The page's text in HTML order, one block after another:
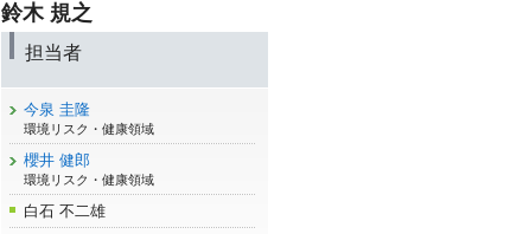
鈴木 規之
担当者
今泉 圭隆
環境リスク・健康領域
櫻井 健郎
環境リスク・健康領域
白石 不二雄